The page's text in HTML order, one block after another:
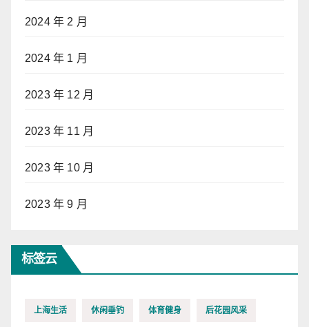
2024 年 2 月
2024 年 1 月
2023 年 12 月
2023 年 11 月
2023 年 10 月
2023 年 9 月
标签云
上海生活 休闲垂钓 体育健身 后花园风采